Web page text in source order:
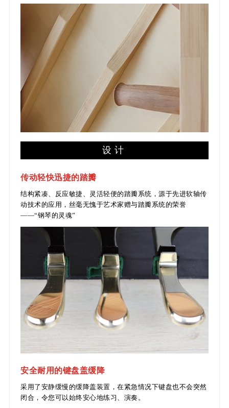
设计
传动轻快迅捷的踏瓣
结构紧凑、反应敏捷、灵活轻便的踏瓣系统，源于先进软轴传
动技术的应用，丝毫无愧于艺术家赠与踏瓣系统的荣誉
——“钢琴的灵魂”
安全耐用的键盘盖缓降
采用了安静缓慢的缓降盖装置，在紧急情况下键盘也不会突然
闭合，令您可以始终安心地练习、演奏。